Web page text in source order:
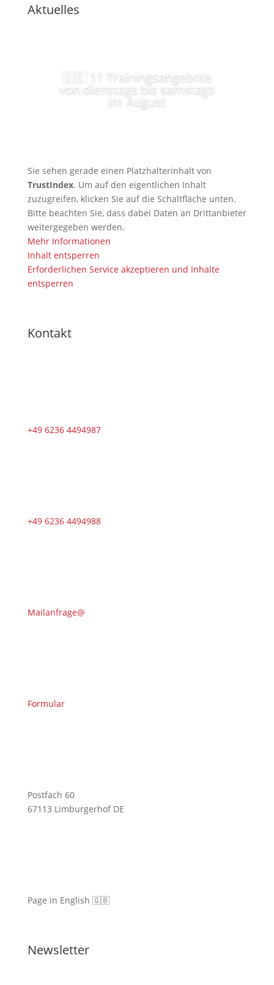
Aktuelles
🇩🇪 11 Trainingsangebote
von dienstags bis samstags
im August
Sie sehen gerade einen Platzhalterinhalt von
TrustIndex. Um auf den eigentlichen Inhalt
zuzugreifen, klicken Sie auf die Schaltfläche unten.
Bitte beachten Sie, dass dabei Daten an Drittanbieter
weitergegeben werden.
Mehr Informationen
Inhalt entsperren
Erforderlichen Service akzeptieren und Inhalte
entsperren
Kontakt
+49 6236 4494987
+49 6236 4494988
Mailanfrage@
Formular
Postfach 60
67113 Limburgerhof DE
Page in English 🇬🇧
Newsletter